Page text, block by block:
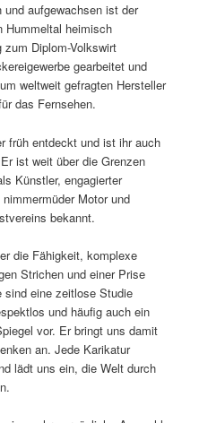
und aufgewachsen ist der
Hummeltal heimisch
Diplom-Volkswirt
gearbeitet und
weltweit gefragten Hersteller
das Fernsehen.
früh entdeckt und ist ihr auch
ist weit über die Grenzen
Künstler, engagierter
Motor und
bekannt.
die Fähigkeit, komplexe
Strichen und einer Prise
sind eine zeitlose Studie
und häufig auch ein
vor. Er bringt uns damit
an. Jede Karikatur
lädt uns ein, die Welt durch